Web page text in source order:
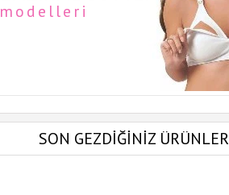
modelleri
SON GEZDİĞİNİZ ÜRÜNLER